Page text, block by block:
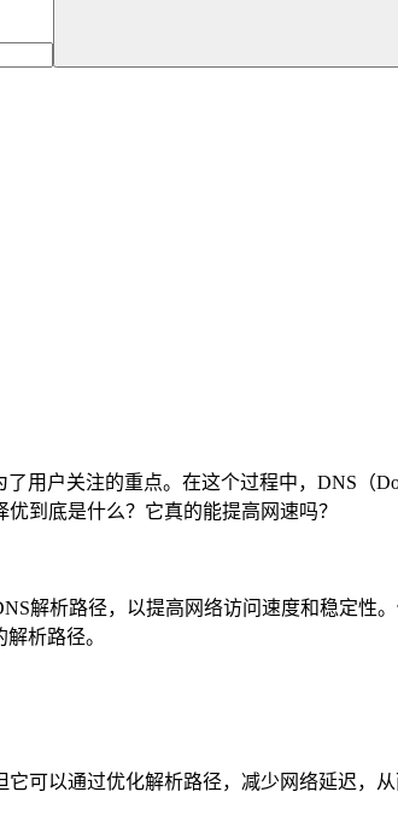
用户关注的重点。在这个过程中，DNS（
到底是什么？它真的能提高网速吗？
解析路径，以提高网络访问速度和稳定性
析路径。
可以通过优化解析路径，减少网络延迟，